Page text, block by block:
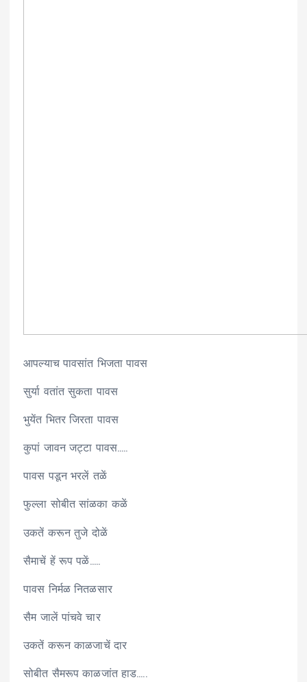
आपल्याच पावसांत भिजता पावस
सुर्या वतांत सुकता पावस
भुयेंत भितर जिरता पावस
कुपां जावन जट्टा पावस…..
पावस पडून भरलें तळें
फुल्ला सोबीत सांळका कळें
उकतें करून तुजे दोळें
सैमाचें हें रूप पळें…..
पावस निर्मळ नितळसार
सैम जालें पांचवे चार
उकतें करून काळजाचें दार
सोबीत सैमरूप काळजांत हाड…..